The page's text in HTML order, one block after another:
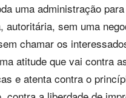
uma administração
autoritária, sem uma
chamar os
atitude que vai contra
e atenta contra o